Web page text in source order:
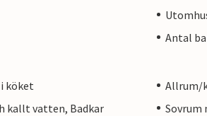
Antal
köket
Allrum/
kallt vatten, Badkar
Sovrum